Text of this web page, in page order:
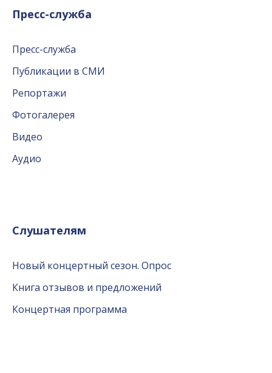
Пресс-служба
Пресс-служба
Публикации в СМИ
Репортажи
Фотогалерея
Видео
Аудио
Слушателям
Новый концертный сезон. Опрос
Книга отзывов и предложений
Концертная программа